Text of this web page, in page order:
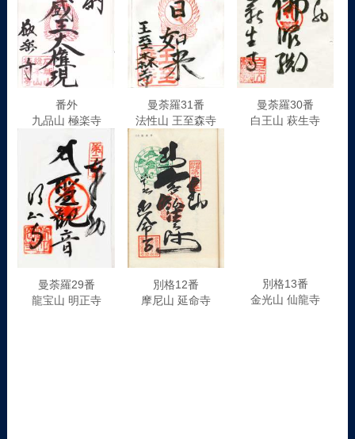
番外
九品山 極楽寺
曼荼羅31番
法性山 王至森寺
曼荼羅30番
白王山 萩生寺
曼荼羅29番
龍宝山 明正寺
別格12番
摩尼山 延命寺
別格13番
金光山 仙龍寺